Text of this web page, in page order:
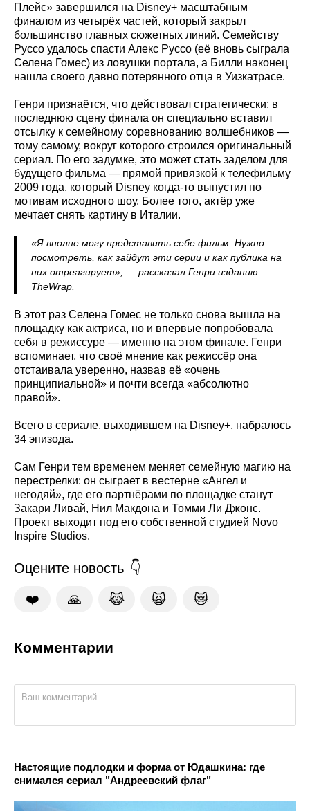
Плейс» завершился на Disney+ масштабным
финалом из четырёх частей, который закрыл
большинство главных сюжетных линий. Семейству
Руссо удалось спасти Алекс Руссо (её вновь сыграла
Селена Гомес) из ловушки портала, а Билли наконец
нашла своего давно потерянного отца в Уизкатрасе.
Генри признаётся, что действовал стратегически: в
последнюю сцену финала он специально вставил
отсылку к семейному соревнованию волшебников —
тому самому, вокруг которого строился оригинальный
сериал. По его задумке, это может стать заделом для
будущего фильма — прямой привязкой к телефильму
2009 года, который Disney когда-то выпустил по
мотивам исходного шоу. Более того, актёр уже
мечтает снять картину в Италии.
«Я вполне могу представить себе фильм. Нужно
посмотреть, как зайдут эти серии и как публика на
них отреагирует», — рассказал Генри изданию
TheWrap.
В этот раз Селена Гомес не только снова вышла на
площадку как актриса, но и впервые попробовала
себя в режиссуре — именно на этом финале. Генри
вспоминает, что своё мнение как режиссёр она
отстаивала уверенно, назвав её «очень
принципиальной» и почти всегда «абсолютно
правой».
Всего в сериале, выходившем на Disney+, набралось
34 эпизода.
Сам Генри тем временем меняет семейную магию на
перестрелки: он сыграет в вестерне «Ангел и
негодяй», где его партнёрами по площадке станут
Закари Ливай, Нил Макдона и Томми Ли Джонс.
Проект выходит под его собственной студией Novo
Inspire Studios.
Оцените новость
❤️ 🙏 😹 🙀 😿
Комментарии
Настоящие подлодки и форма от Юдашкина: где
снимался сериал "Андреевский флаг"